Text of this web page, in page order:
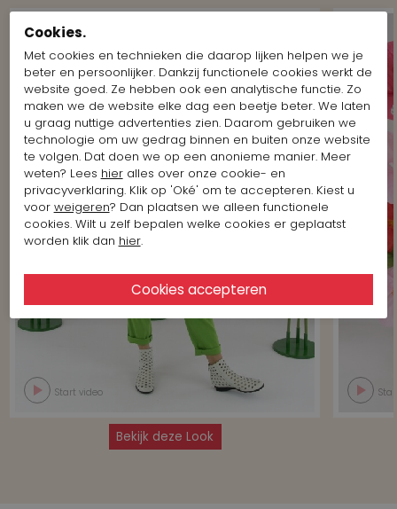
Start video
Bekijk deze Look
Cookies.
Met cookies en technieken die daarop lijken helpen we je
beter en persoonlijker. Dankzij functionele cookies werkt de
website goed. Ze hebben ook een analytische functie. Zo
maken we de website elke dag een beetje beter. We laten
u graag nuttige advertenties zien. Daarom gebruiken we
technologie om uw gedrag binnen en buiten onze website
te volgen. Dat doen we op een anonieme manier. Meer
weten? Lees hieralles over onze cookie- en
privacyverklaring. Klik op 'Oké' om te accepteren. Kiest u
voor weigeren? Dan plaatsen we alleen functionele
cookies. Wilt u zelf bepalen welke cookies er geplaatst
worden klik dan hier.